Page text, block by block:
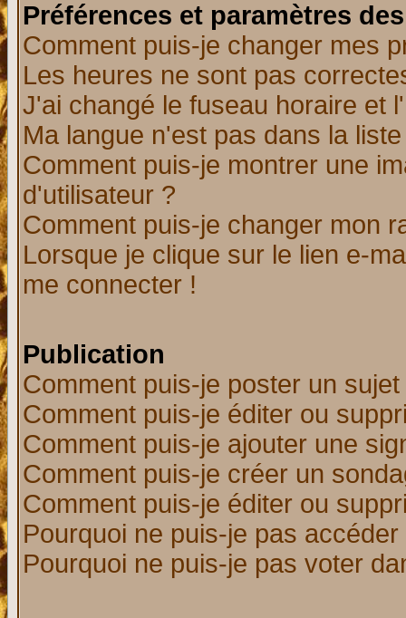
Préférences et paramètres
Comment puis-je changer mes
Les heures ne sont pas
J'ai changé le fuseau horaire et
Ma langue n'est pas dans la
Comment puis-je montrer une
d'utilisateur ?
Comment puis-je changer mon
Lorsque je clique sur le lien e-
me connecter !
Publication
Comment puis-je poster un
Comment puis-je éditer ou
Comment puis-je ajouter une
Comment puis-je créer un
Comment puis-je éditer ou
Pourquoi ne puis-je pas
Pourquoi ne puis-je pas voter